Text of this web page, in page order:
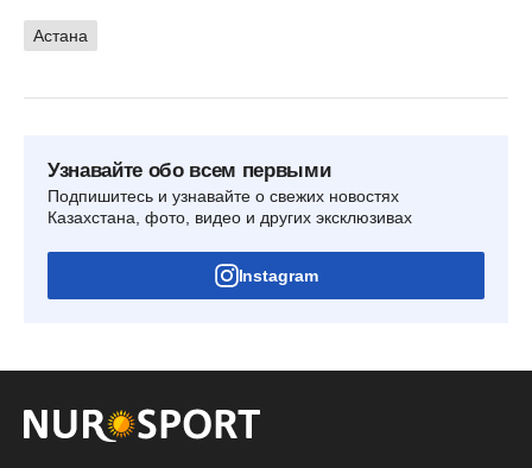
Астана
Узнавайте обо всем первыми
Подпишитесь и узнавайте о свежих новостях
Казахстана, фото, видео и других эксклюзивах
Instagram